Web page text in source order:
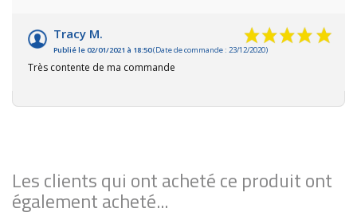
Tracy M.
Publié le 02/01/2021 à 18:50(Date de commande : 23/12/2020)
Très contente de ma commande
Les clients qui ont acheté ce produit ont
également acheté...